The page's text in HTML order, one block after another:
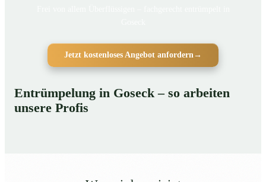
Jetzt kostenloses Angebot anfordern →
Entrümpelung in Goseck – so arbeiten
unsere Profis